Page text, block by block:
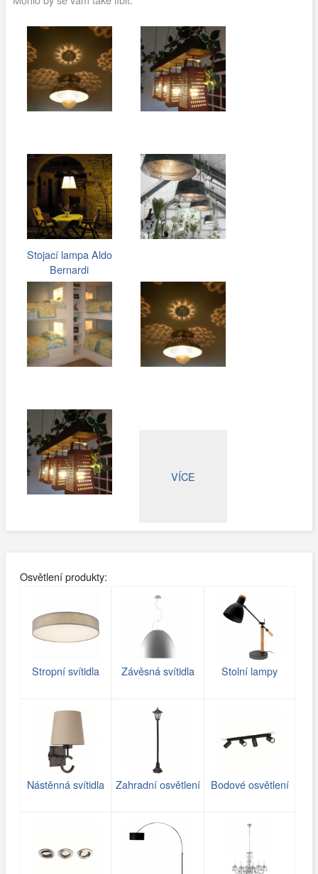
Stojací lampa Aldo
Bernardi
VÍCE
Osvětlení produkty:
Stropní svítidla Závěsná svítidla Stolní lampy
Nástěnná svítidla Zahradní osvětlení Bodové osvětlení